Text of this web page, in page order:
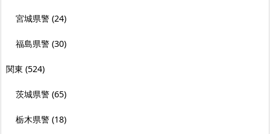
宮城県警 (24)
福島県警 (30)
関東 (524)
茨城県警 (65)
栃木県警 (18)